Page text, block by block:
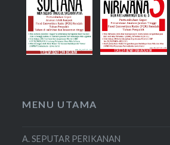
MENU UTAMA
A. SEPUTAR PERIKANAN